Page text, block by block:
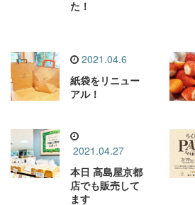
た！
2021.04.6
紙袋をリニュー
アル！
2021.04.27
本日 高島屋京都
店でも販売して
ます